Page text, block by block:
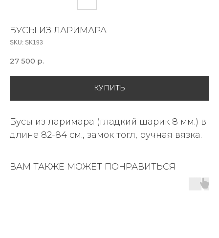
БУСЫ ИЗ ЛАРИМАРА
SKU: SK193
27 500 р.
КУПИТЬ
Бусы из ларимара (гладкий шарик 8 мм.) в
длине 82-84 см., замок тогл, ручная вязка.
ВАМ ТАКЖЕ МОЖЕТ ПОНРАВИТЬСЯ